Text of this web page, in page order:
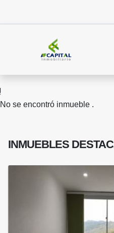
No se encontró inmueble .
INMUEBLES